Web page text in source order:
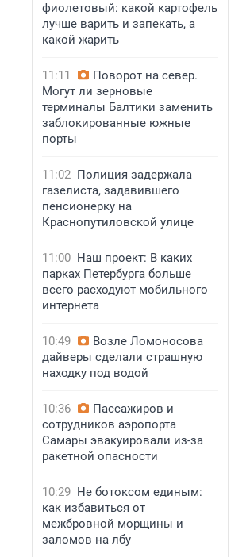
фиолетовый: какой картофель
лучше варить и запекать, а
какой жарить
11:11
Поворот на север.
Могут ли зерновые
терминалы Балтики заменить
заблокированные южные
порты
11:02 Полиция задержала
газелиста, задавившего
пенсионерку на
Краснопутиловской улице
11:00 Наш проект: В каких
парках Петербурга больше
всего расходуют мобильного
интернета
10:49
Возле Ломоносова
дайверы сделали страшную
находку под водой
10:36
Пассажиров и
сотрудников аэропорта
Самары эвакуировали из-за
ракетной опасности
10:29 Не ботоксом единым:
как избавиться от
межбровной морщины и
заломов на лбу